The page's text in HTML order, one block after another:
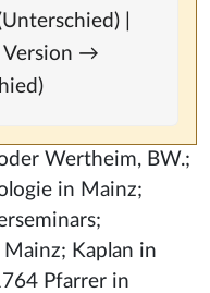
|
Version →
Wertheim, BW.;
in Mainz;
Kaplan in
Pfarrer in